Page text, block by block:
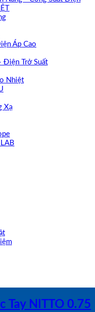
Áp Cao
Điện Trở Suất
Nhiệt
Xạ
Tay NITTO 0.75